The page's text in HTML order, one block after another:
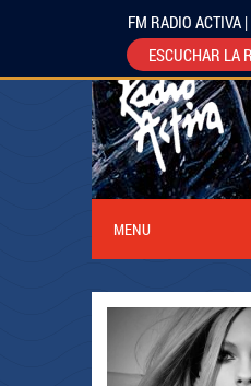
MENU
FM RADIO ACTIVA
ESCUCHAR LA